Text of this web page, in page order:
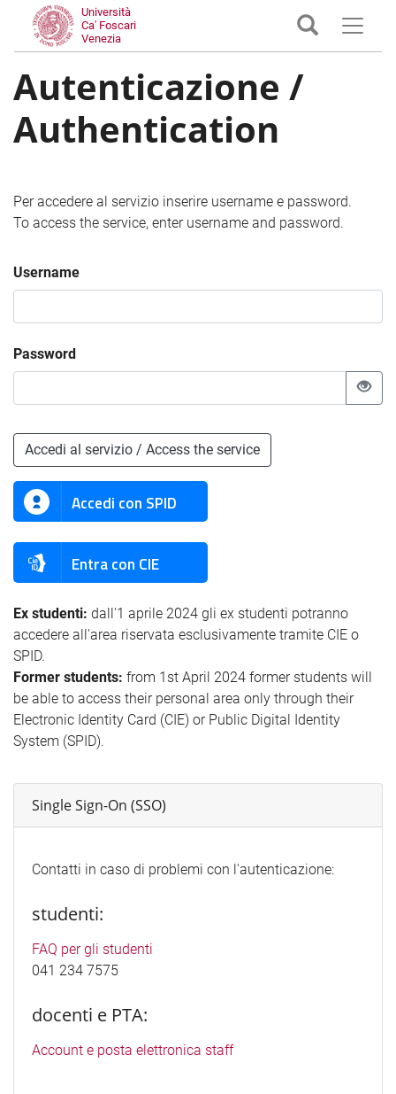
Università
Ca' Foscari
Venezia
Autenticazione /
Authentication
Per accedere al servizio inserire username e password.
To access the service, enter username and password.
Username
Password
Accedi al servizio / Access the service
Accedi con SPID
Entra con CIE
Ex studenti: dall'1 aprile 2024 gli ex studenti potranno
accedere all'area riservata esclusivamente tramite CIE o
SPID.
Former students: from 1st April 2024 former students will
be able to access their personal area only through their
Electronic Identity Card (CIE) or Public Digital Identity
System (SPID).
Single Sign-On (SSO)
Contatti in caso di problemi con l'autenticazione:
studenti:
FAQ per gli studenti
041 234 7575
docenti e PTA:
Account e posta elettronica staff